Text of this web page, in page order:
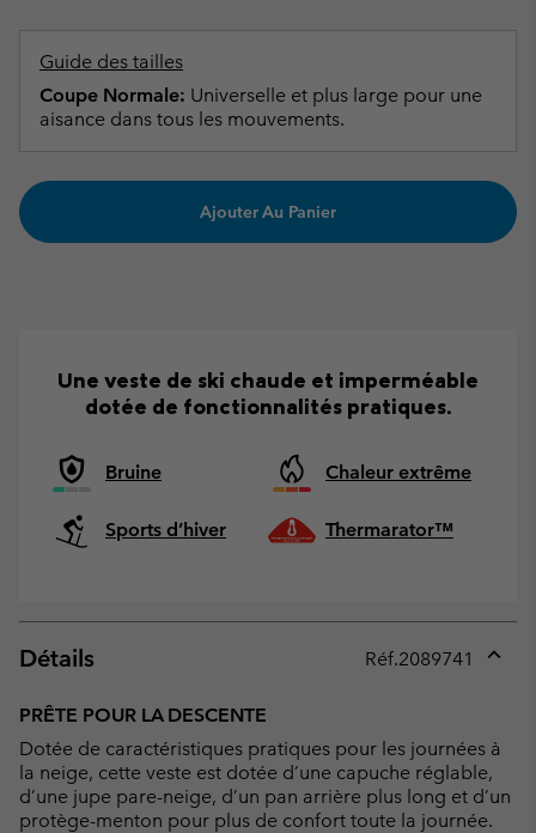
Guide des tailles
Coupe Normale: Universelle et plus large pour une
aisance dans tous les mouvements.
Ajouter Au Panier
Une veste de ski chaude et imperméable
dotée de fonctionnalités pratiques.
Bruine Chaleur extrême
Sports d’hiver Thermarator™
Détails Réf.2089741
PRÊTE POUR LA DESCENTE
Dotée de caractéristiques pratiques pour les journées à
la neige, cette veste est dotée d’une capuche réglable,
d’une jupe pare-neige, d’un pan arrière plus long et d’un
protège-menton pour plus de confort toute la journée.